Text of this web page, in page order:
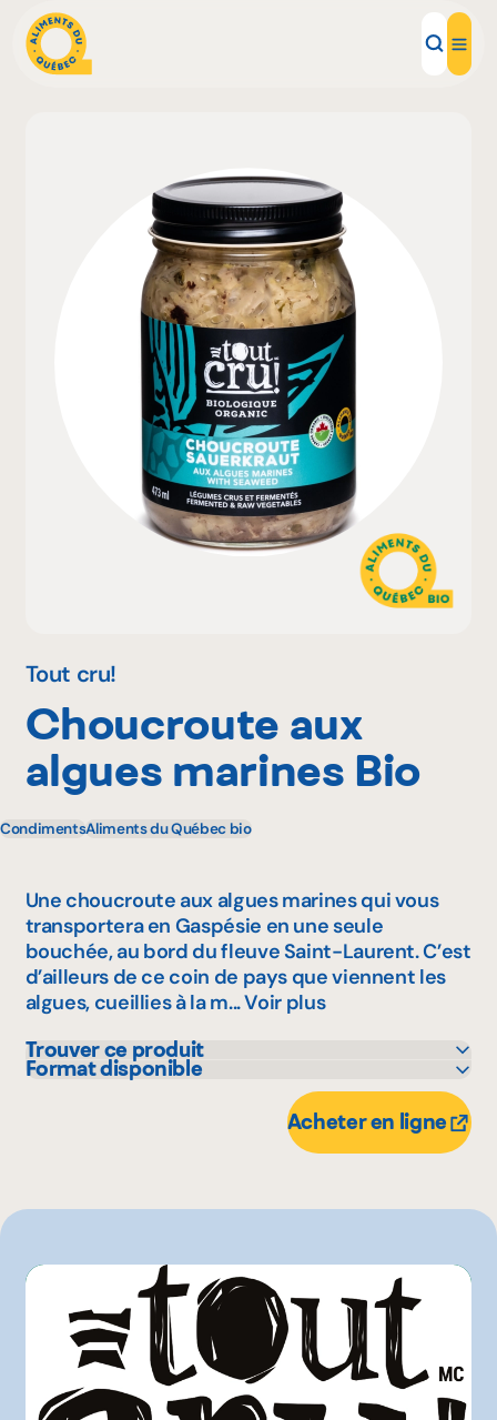
Aliments d'ici
Recettes
Inspirations d'ici
Restaurants
Institutions
À propos
Tout cru!
Choucroute aux
algues marines Bio
CondimentsAliments du Québec bio
Une choucroute aux algues marines qui vous
transportera en Gaspésie en une seule
bouchée, au bord du fleuve Saint-Laurent. C’est
d’ailleurs de ce coin de pays que viennent les
algues, cueillies à la m...Voir plus
Trouver ce produit
Avril - supermarché santé
Format disponible
Acheter en ligne